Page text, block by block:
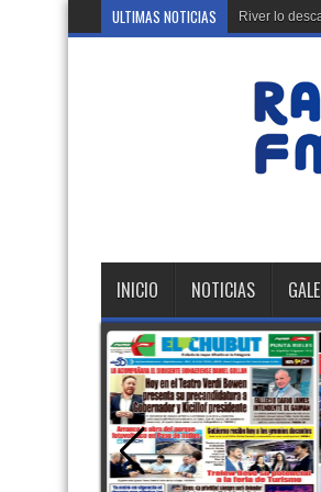
ULTIMAS NOTICIAS River lo
INICIO NOTICIAS